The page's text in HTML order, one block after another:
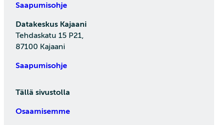
Saapumisohje
Datakeskus Kajaani
Tehdaskatu 15 P21,
87100 Kajaani
Saapumisohje
Tällä sivustolla
Osaamisemme